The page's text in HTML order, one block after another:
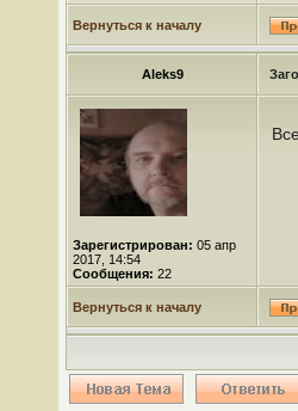
Вернуться к началу
Aleks9
Зарегистрирован: 05 апр
2017, 14:54
Сообщения: 22
Вернуться к началу